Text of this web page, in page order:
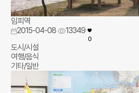
임피역
2015-04-08
13349
0
도시/시설
여행/음식
기타/일반